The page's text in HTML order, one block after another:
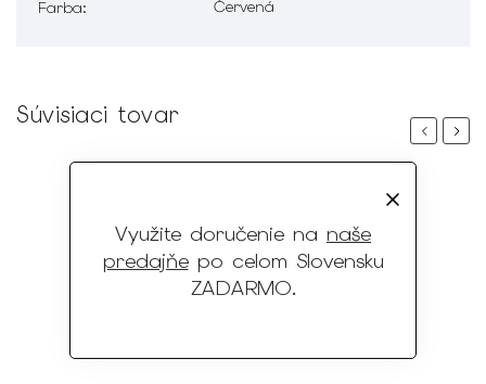
Využite doručenie na naše
predajňepo celom Slovensku
ZADARMO.
Farba: Červená
Súvisiaci tovar
PreviousNext